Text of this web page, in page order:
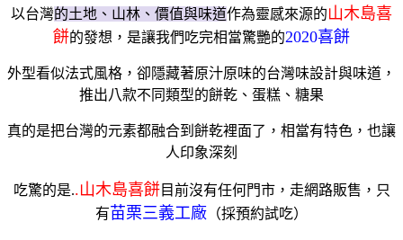
以台灣的土地、山林、價值與味道作為靈感來源的山木島喜
餅的發想，是讓我們吃完相當驚艷的2020喜餅
外型看似法式風格，卻隱藏著原汁原味的台灣味設計與味道，
推出八款不同類型的餅乾、蛋糕、糖果
真的是把台灣的元素都融合到餅乾裡面了，相當有特色，也讓
人印象深刻
吃驚的是..山木島喜餅目前沒有任何門市，走網路販售，只
有苗栗三義工廠 （採預約試吃）